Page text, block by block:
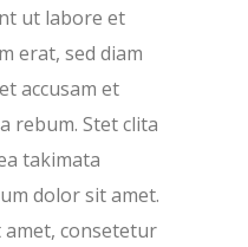
ut labore et
erat, sed diam
accusam et
rebum. Stet clita
takimata
dolor sit amet.
consetetur